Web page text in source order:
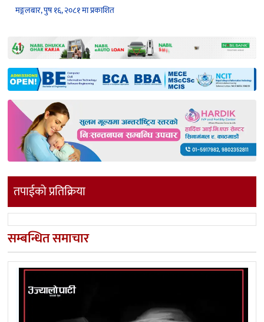
मङ्गलबार, पुष १६, २०८१ मा प्रकाशित
तपाईको प्रतिक्रिया
सम्बन्धित समाचार